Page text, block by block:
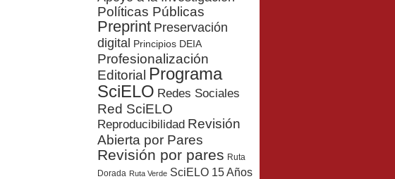
Políticas Públicas
Preprint Preservación
digital Principios DEIA
Profesionalización
Editorial Programa
SciELO Redes Sociales
Red SciELO
Reproducibilidad Revisión
Abierta por Pares
Revisión por pares Ruta
Dorada Ruta Verde SciELO 15 Años